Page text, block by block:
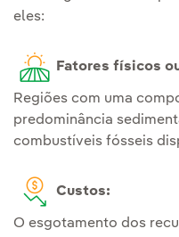
eles:
Fatores físicos
Regiões com uma
predominância
combustíveis fósseis
Custos:
O esgotamento dos